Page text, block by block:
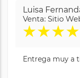
Luisa
Venta: Sitio
★★★★
Entrega muy a